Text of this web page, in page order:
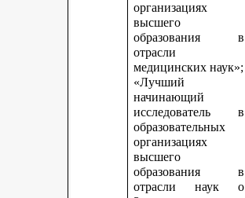
организациях
высшего
образования в
отрасли
медицинских наук»;
«Лучший
начинающий
исследователь в
образовательных
организациях
высшего
образования в
отрасли наук о